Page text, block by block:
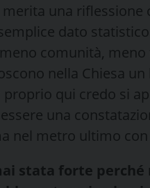
una riflessione
dato
comunità,
nella Chiesa
qui credo si
una
nel metro ultimo
stata forte